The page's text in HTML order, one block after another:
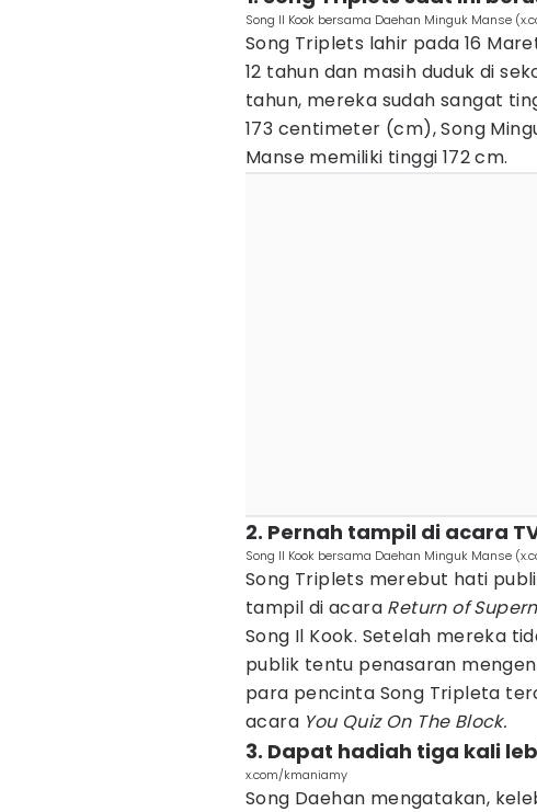
Song Il Kook bersama Daehan Minguk Manse
Song Triplets lahir pada 16
12 tahun dan masih duduk di
tahun, mereka sudah sangat
173 centimeter (cm), Song
Manse memiliki tinggi 172 cm.
2. Pernah tampil di acara
Song Il Kook bersama Daehan Minguk Manse
Song Triplets merebut hati
tampil di acara Return of
Song Il Kook. Setelah mereka
publik tentu penasaran
para pencinta Song Tripleta
acara You Quiz On The Block.
3. Dapat hadiah tiga kali
x.com/kmaniamy
Song Daehan mengatakan,